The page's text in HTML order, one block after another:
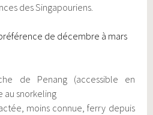
des Singapouriens.
de décembre à mars
de Penang (accessible en
au snorkeling
moins connue, ferry depuis